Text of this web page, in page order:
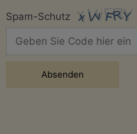
Spam-Schutz
Absenden